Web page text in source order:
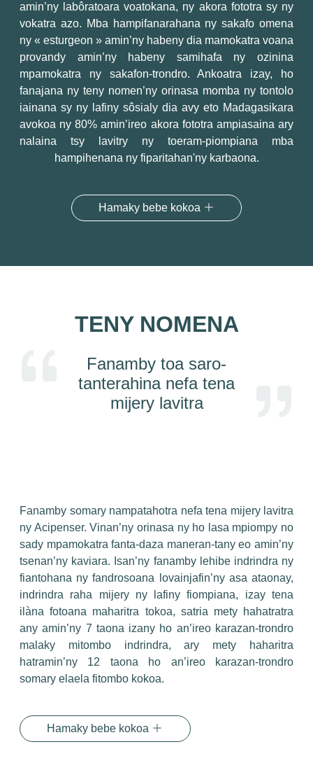
amin’ny labôratoara voatokana, ny akora fototra sy ny
vokatra azo. Mba hampifanarahana ny sakafo omena
ny « esturgeon » amin’ny habeny dia mamokatra voana
provandy amin’ny habeny samihafa ny ozinina
mpamokatra ny sakafon-trondro. Ankoatra izay, ho
fanajana ny teny nomen’ny orinasa momba ny tontolo
iainana sy ny lafiny sôsialy dia avy eto Madagasikara
avokoa ny 80% amin’ireo akora fototra ampiasaina ary
nalaina tsy lavitry ny toeram-piompiana mba
hampihenana ny fiparitahan'ny karbaona.
Hamaky bebe kokoa
TENY NOMENA
Fanamby toa saro-
tanterahina nefa tena
mijery lavitra
Fanamby somary nampatahotra nefa tena mijery lavitra
ny Acipenser. Vinan’ny orinasa ny ho lasa mpiompy no
sady mpamokatra fanta-daza maneran-tany eo amin’ny
tsenan’ny kaviara. Isan’ny fanamby lehibe indrindra ny
fiantohana ny fandrosoana lovainjafin’ny asa ataonay,
indrindra raha mijery ny lafiny fiompiana, izay tena
ilàna fotoana maharitra tokoa, satria mety hahatratra
any amin’ny 7 taona izany ho an’ireo karazan-trondro
malaky mitombo indrindra, ary mety haharitra
hatramin’ny 12 taona ho an’ireo karazan-trondro
somary elaela fitombo kokoa.
Hamaky bebe kokoa